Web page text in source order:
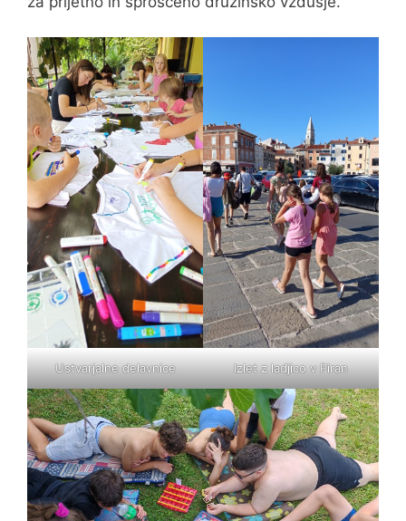
Ustvarjalne delavnice Izlet z ladjico v Piran